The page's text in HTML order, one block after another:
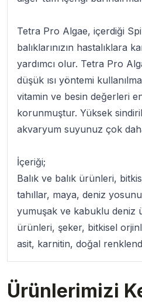
Tetra Pro Algae, içerdiği
balıklarınızın hastalıklara
yardımcı olur. Tetra Pro
düşük ısı yöntemi
vitamin ve besin değerleri
korunmuştur. Yüksek
akvaryum suyunuz çok
İçeriği;
Balık ve balık ürünleri,
tahıllar, maya, deniz
yumuşak ve kabuklu deniz
ürünleri, şeker, bitkisel
asit, karnitin, doğal
Ürünlerimizi